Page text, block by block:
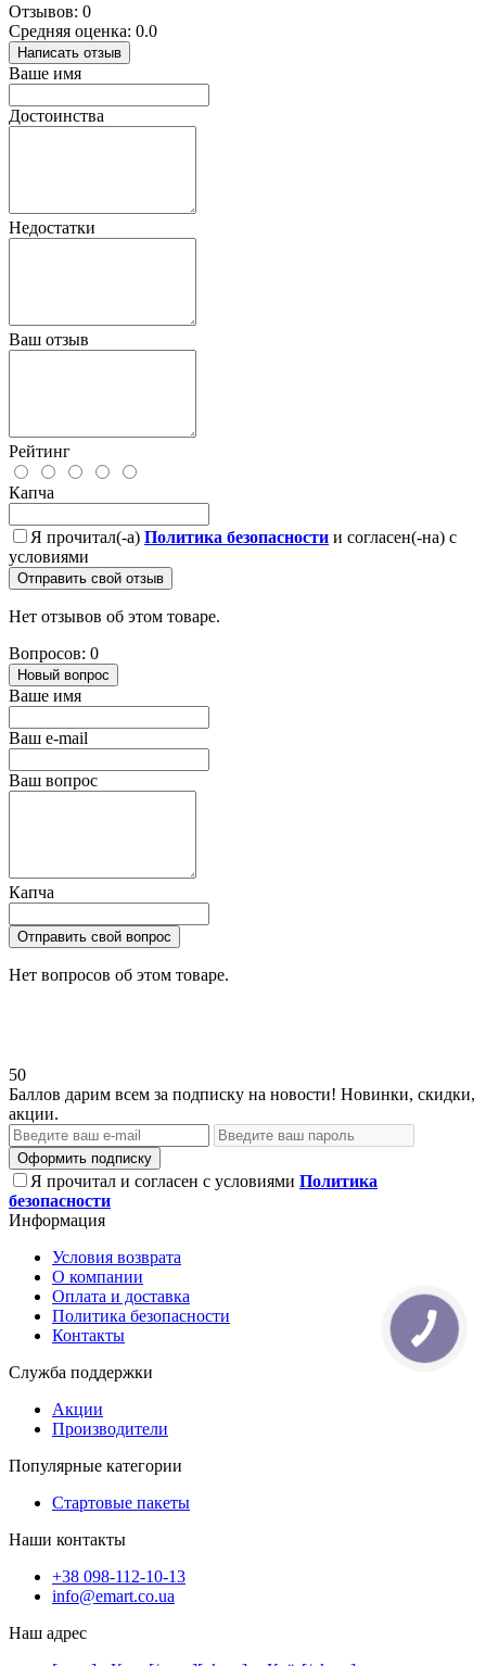
Отзывов: 0
Средняя оценка: 0.0
Написать отзыв
Ваше имя
Достоинства
Недостатки
Ваш отзыв
Рейтинг
Капча
Я прочитал(-а) Политика безопасности и согласен(-на) с
условиями
Отправить свой отзыв
Нет отзывов об этом товаре.
Вопросов: 0
Новый вопрос
Ваше имя
Ваш e-mail
Ваш вопрос
Капча
Отправить свой вопрос
Нет вопросов об этом товаре.
50
Баллов дарим всем за подписку на новости! Новинки, скидки,
акции.
Оформить подписку
Я прочитал и согласен с условиями Политика
безопасности
Информация
Условия возврата
О компании
Оплата и доставка
Политика безопасности
Контакты
Служба поддержки
Акции
Производители
Популярные категории
Стартовые пакеты
Наши контакты
+38 098-112-10-13
info@emart.co.ua
Наш адрес